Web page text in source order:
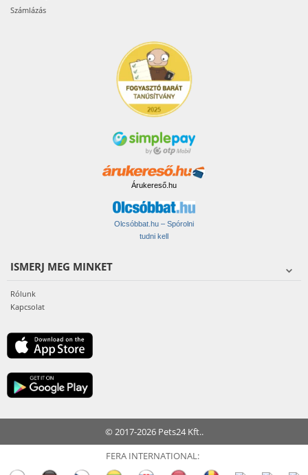
Számlázás
Árukereső.hu
Olcsóbbat.hu – Spórolni
tudni kell
ISMERJ MEG MINKET
Rólunk
Kapcsolat
© 2017-2026 Pets24 Kft..
FERA INTERNATIONAL: